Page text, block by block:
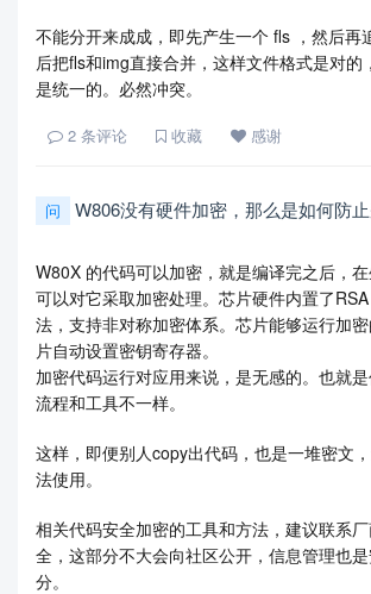
不能分开来成成，即先产生一个 fls ，然后再
后把fls和img直接合并，这样文件格式是对的
是统一的。必然冲突。
2 条评论 收藏 感谢
问 W806没有硬件加密，那么是如何防
W80X 的代码可以加密，就是编译完之后，在
可以对它采取加密处理。芯片硬件内置了
法，支持非对称加密体系。芯片能够运行加
片自动设置密钥寄存器。
加密代码运行对应用来说，是无感的。也就是
流程和工具不一样。
这样，即便别人copy出代码，也是一堆密文
法使用。
相关代码安全加密的工具和方法，建议联系
全，这部分不大会向社区公开，信息管理也
分。